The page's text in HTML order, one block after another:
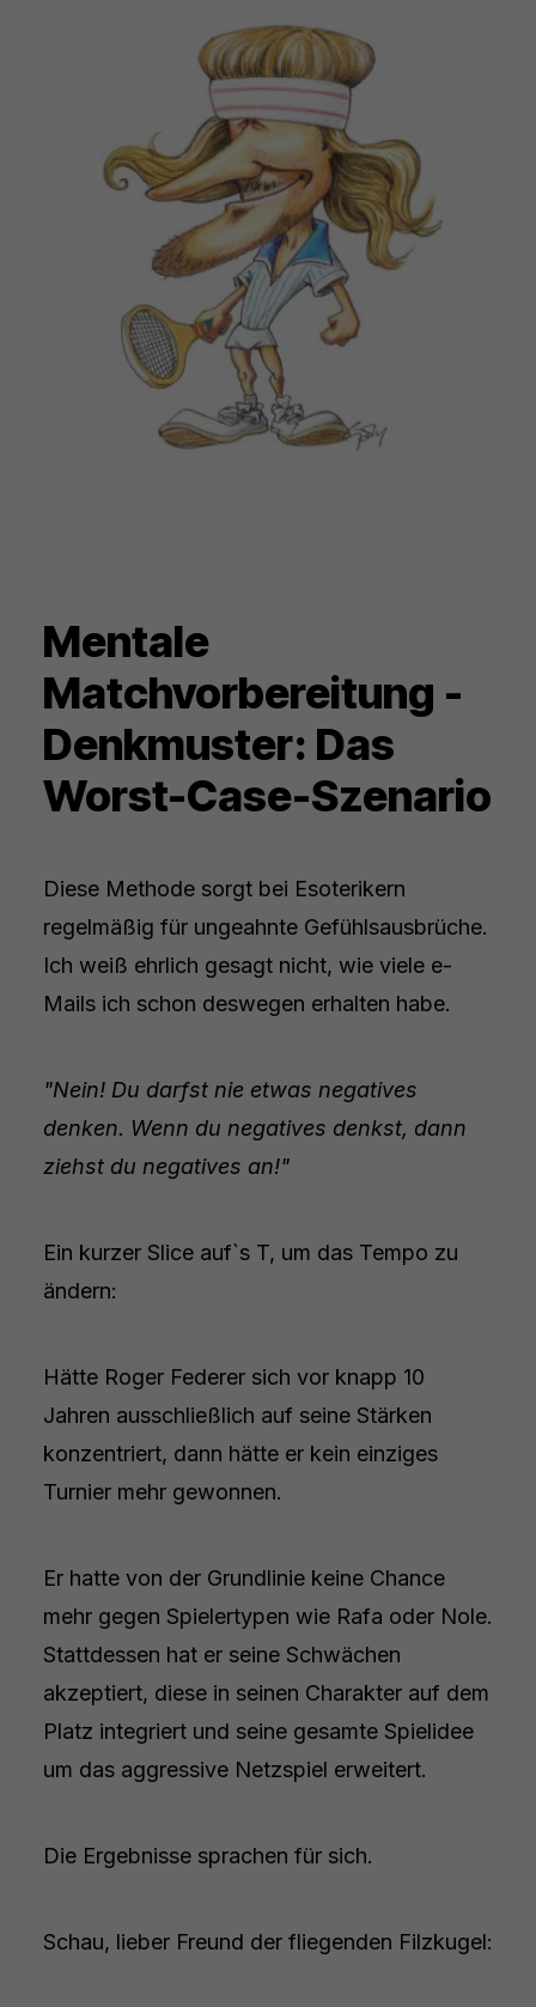
Mentale
Matchvorbereitung -
Denkmuster: Das
Worst-Case-Szenario
Diese Methode sorgt bei Esoterikern
regelmäßig für ungeahnte Gefühlsausbrüche.
Ich weiß ehrlich gesagt nicht, wie viele e-
Mails ich schon deswegen erhalten habe.
"Nein! Du darfst nie etwas negatives
denken. Wenn du negatives denkst, dann
ziehst du negatives an!"
Ein kurzer Slice auf`s T, um das Tempo zu
ändern:
Hätte Roger Federer sich vor knapp 10
Jahren ausschließlich auf seine Stärken
konzentriert, dann hätte er kein einziges
Turnier mehr gewonnen.
Er hatte von der Grundlinie keine Chance
mehr gegen Spielertypen wie Rafa oder Nole.
Stattdessen hat er seine Schwächen
akzeptiert, diese in seinen Charakter auf dem
Platz integriert und seine gesamte Spielidee
um das aggressive Netzspiel erweitert.
Die Ergebnisse sprachen für sich.
Schau, lieber Freund der fliegenden Filzkugel: